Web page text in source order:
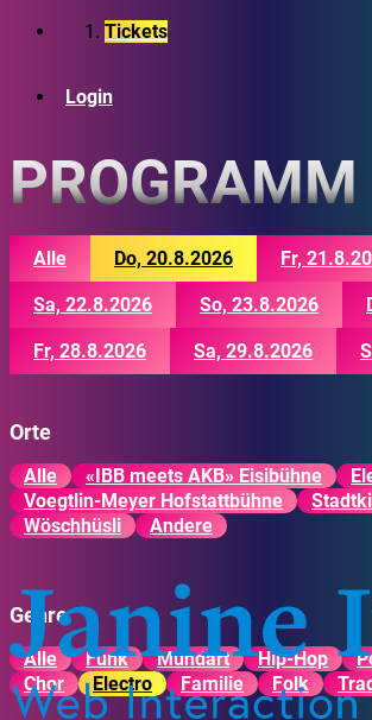
Tickets
Login
PROGRAMM
Alle Do, 20.8.2026 Fr,
Sa, 22.8.2026 So, 23.8.2026
Fr, 28.8.2026 Sa, 29.8.2026
Orte
Alle «IBB meets AKB» Eisibühne
Voegtlin-Meyer Hofstattbühne
Wöschhüsli
Andere
Genre
Alle Funk Mundart Hip-Hop
Chor
Electro Familie Folk